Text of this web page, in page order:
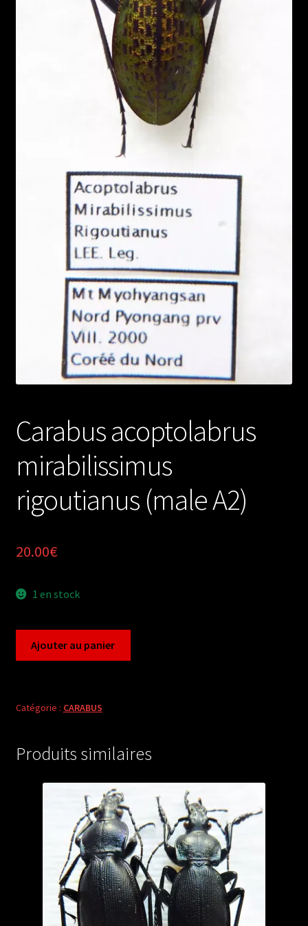
Carabus acoptolabrus
mirabilissimus
rigoutianus (male A2)
20.00€
1 en stock
mirabilissimus
A2)
Ajouter au panier
Catégorie : CARABUS
Produits similaires